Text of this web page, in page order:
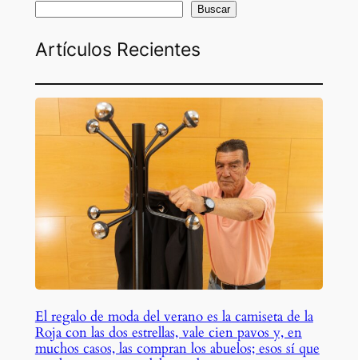
Buscar
Artículos Recientes
El regalo de moda del verano es la camiseta de la
Roja con las dos estrellas, vale cien pavos y, en
muchos casos, las compran los abuelos; esos sí que